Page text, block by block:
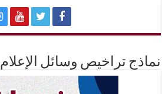
نماذج تراخيص وسائل الإعلام